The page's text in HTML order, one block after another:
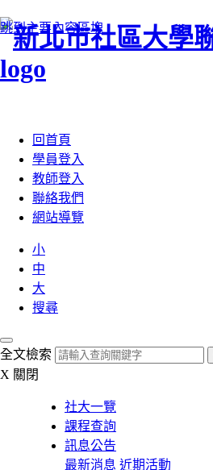
跳到主要內容區塊
回首頁
學員登入
教師登入
聯絡我們
網站導覽
小
中
大
搜尋
全文檢索
X 關閉
社大一覽
課程查詢
訊息公告
最新消息 近期活動